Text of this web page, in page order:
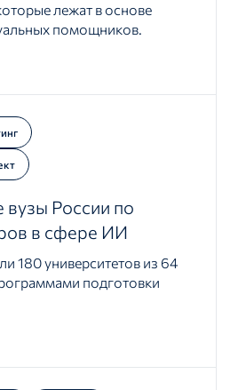
лежат в основе
помощников.
России по
в сфере ИИ
180 университетов из 64
подготовки